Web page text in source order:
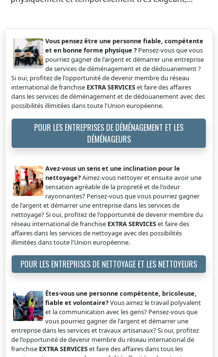
Vous pensez être une personne fiable, compétente
et en bonne forme physique ? Pensez-vous que vous
pourriez gagner de l'argent et démarrer une entreprise
de services de déménagement et de dédouanement ?
Si oui, profitez de l'opportunité de devenir membre du réseau
international de franchise EXTRA SERVICESet faire des affaires
dans les services de déménagement et de dédouanement avec des
possibilités illimitées dans toute l'Union européenne.
POUR LES ENTREPRISES DE DÉMÉNAGEMENT ET LES
DÉMÉNAGEURS
Avez-vous un sens et une inclination pour le
nettoyage?Aimez-vous nettoyer et ensuite avoir une
sensation agréable de la propreté et de l'odeur
rayonnantes? Pensez-vous que vous pourriez gagner
de l'argent et démarrer une entreprise dans les services de
nettoyage? Si oui, profitez de l'opportunité de devenir membre du
réseau international de franchise EXTRA SERVICESet faire des
affaires dans les services de nettoyage avec des possibilités
illimitées dans toute l'Union européenne.
POUR LES ENTREPRISES DE NETTOYAGE ET LES NETTOYEURS
Êtes-vous une personne compétente, bricoleuse,
fiable et volontaire?Vous aimez le travail polyvalent
et la communication avec les gens? Pensez-vous que
vous pourriez gagner de l'argent et démarrer une
entreprise dans les services et travaux artisanaux? Si oui, profitez
de l'opportunité de devenir membre du réseau international de
franchise EXTRA SERVICESet faire des affaires dans tous les